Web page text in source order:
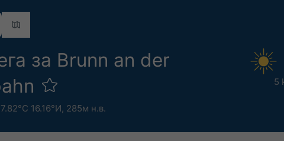
за Brunn an der
16.16°И, 285м н.в.
5